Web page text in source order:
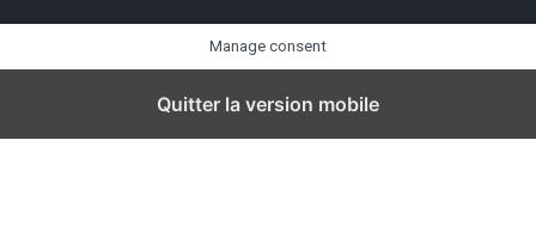
Manage consent
Quitter la version mobile